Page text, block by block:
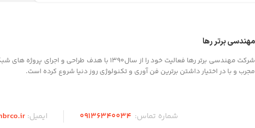
مهندسی برتر رها
شرکت مهندسی برتر رها فعالیت خود را از سال1390
مجرب و با در اختیار داشتن برترین فن آوری و تکنولوژی روز دنیا شروع کرده است.
شماره تماس: ۰۹136340034 ایمیل: